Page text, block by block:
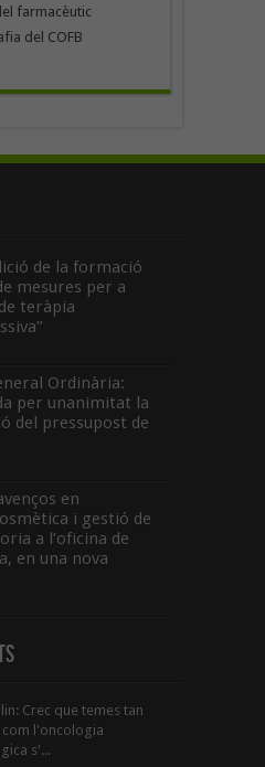
farmacèutic
del COFB
de la formació
mesures per a
teràpia
Ordinària:
per unanimitat la
del pressupost de
en
i gestió de
a l’oficina de
en una nova
Crec que temes tan
com l'oncologia
s'...